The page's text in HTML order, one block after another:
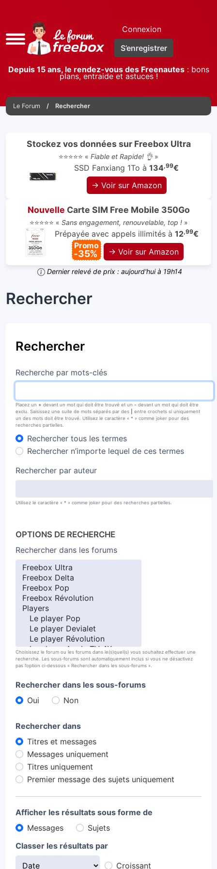
Accès
rapide
Connexion
S’enregistrer
Depuis 15 ans, le rendez-vous des Freenautes: bons
plans, entraide et astuces !
Le Forum Rechercher
Stockez vos données sur Freebox Ultra
⭐⭐⭐⭐⭐ « Fiable et Rapide! 👌»
SSD Fanxiang 1To à 134,99€
→ Voir sur Amazon
Nouvelle Carte SIM Free Mobile 350Go
⭐⭐⭐⭐⭐ « Sans engagement, renouvelable, top !»
Prépayée avec appels illimités à 12,99€
Promo
-35% → Voir sur Amazon
Dernier relevé de prix : aujourd'hui à 19h14
Rechercher
Rechercher
Recherche par mots-clés
Placez un + devant un mot qui doit être trouvé et un - devant un mot qui doit être
exclu. Saisissez une suite de mots séparés par des
entre crochets si uniquement
un des mots doit être trouvé. Utilisez le caractère « * » comme joker pour des
recherches partielles.
Rechercher tous les termes
Rechercher n’importe lequel de ces termes
Rechercher par auteur
Utilisez le caractère « * » comme joker pour des recherches partielles.
OPTIONS DE RECHERCHE
Rechercher dans les forums
Choisissez le forum ou les forums dans le(s)quel(s) vous souhaitez effectuer une
recherche. Les sous-forums sont automatiquement inclus si vous ne désactivez
pas l’option ci-dessous « Rechercher dans les sous-forums ».
Rechercher dans les sous-forums
Oui
Non
Rechercher dans
Titres et messages
Messages uniquement
Titres uniquement
Premier message des sujets uniquement
Afficher les résultats sous forme de
Messages
Sujets
Classer les résultats par
Croissant